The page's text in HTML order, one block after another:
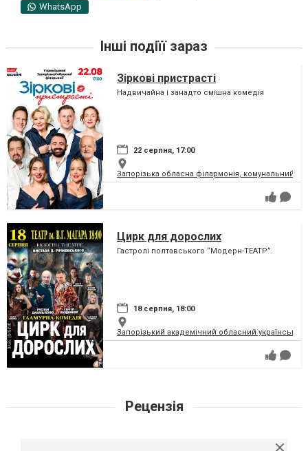
WhatsApp
Інші подіїї зараз
Зіркові пристрасті
Надвичайна і занадто смішна комедія
22 серпня, 17:00
Запорізька обласна філармонія, комунальний
Цирк для дорослих
Гастролі полтавського “Модерн-ТЕАТР”.
18 серпня, 18:00
Запорізький академічний обласний
Рецензія